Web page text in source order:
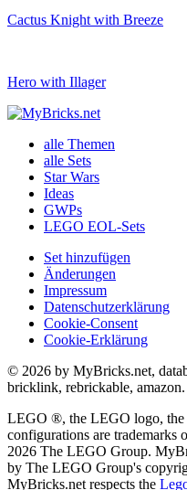
Cactus Knight with Breeze
Hero with Illager
alle Themen
alle Sets
Star Wars
Ideas
GWPs
LEGO EOL-Sets
Set hinzufügen
Änderungen
Impressum
Datenschutzerklärung
Cookie-Consent
Cookie-Erklärung
© 2026 by MyBricks.net,
bricklink, rebrickable,
LEGO ®, the LEGO logo,
configurations are
2026 The LEGO Group.
by The LEGO Group's
MyBricks.net respects the